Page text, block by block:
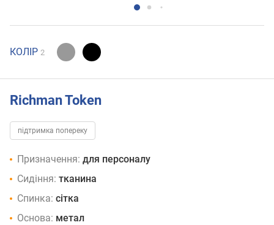
КОЛІР 2
Richman Token
підтримка попереку
Призначення: для персоналу
Сидіння: тканина
Спинка: сітка
Основа: метал